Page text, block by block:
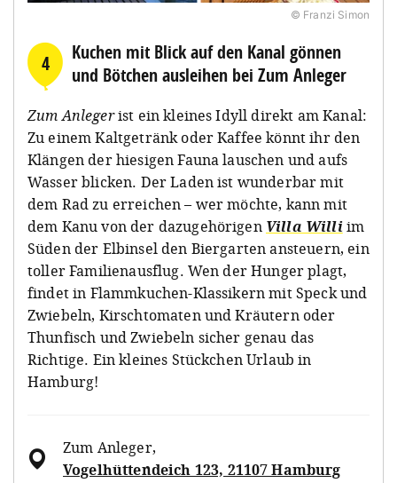
© Franzi Simon
4
Kuchen mit Blick auf den Kanal gönnen
und Bötchen ausleihen bei Zum Anleger
Zum Anlegerist ein kleines Idyll direkt am Kanal:
Zu einem Kaltgetränk oder Kaffee könnt ihr den
Klängen der hiesigen Fauna lauschen und aufs
Wasser blicken. Der Laden ist wunderbar mit
dem Rad zu erreichen – wer möchte, kann mit
dem Kanu von der dazugehörigen Villa Williim
Süden der Elbinsel den Biergarten ansteuern, ein
toller Familienausflug. Wen der Hunger plagt,
findet in Flammkuchen-Klassikern mit Speck und
Zwiebeln, Kirschtomaten und Kräutern oder
Thunfisch und Zwiebeln sicher genau das
Richtige. Ein kleines Stückchen Urlaub in
Hamburg!
Zum Anleger,
Vogelhüttendeich 123, 21107 Hamburg